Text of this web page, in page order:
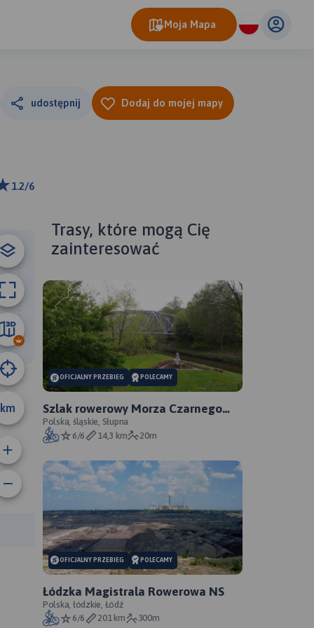
Moja Mapa
udostępnij Dodaj do mojej mapy
1.2/6
km
45 km
trasy:
Trasy, które mogą Cię
zainteresować
OFICJALNY PRZEBIEG POLECAMY
Szlak rowerowy Morza Czarnego
Sosnowiec - oficjalny przebieg
Polska, śląskie, Słupna
6/6
14,3 km 20m
OFICJALNY PRZEBIEG POLECAMY
Łódzka Magistrala Rowerowa NS
Polska, łódzkie, Łódź
6/6
201 km 300m